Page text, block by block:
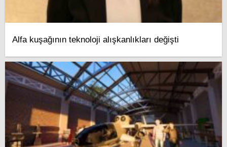
Alfa kuşağının teknoloji alışkanlıkları değişti